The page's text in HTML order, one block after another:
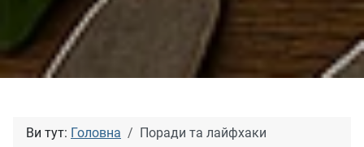
Ви тут: Головна Поради та лайфхаки